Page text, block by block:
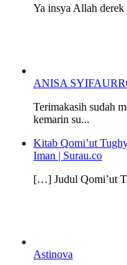
Ya insya Allah
ANISA
Terimakasih sudah
kemarin su...
Kitab Qomi’ut
Iman | Surau.co
[…] Judul Qomi’ut
Astinova